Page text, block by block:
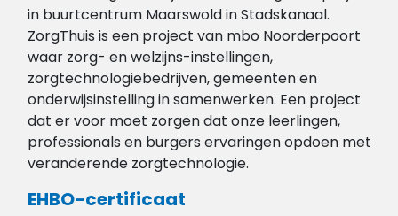
in buurtcentrum Maarswold in Stadskanaal.
ZorgThuis is een project van mbo Noorderpoort
waar zorg- en welzijns-instellingen,
zorgtechnologiebedrijven, gemeenten en
onderwijsinstelling in samenwerken. Een project
dat er voor moet zorgen dat onze leerlingen,
professionals en burgers ervaringen opdoen met
veranderende zorgtechnologie.
EHBO-certificaat